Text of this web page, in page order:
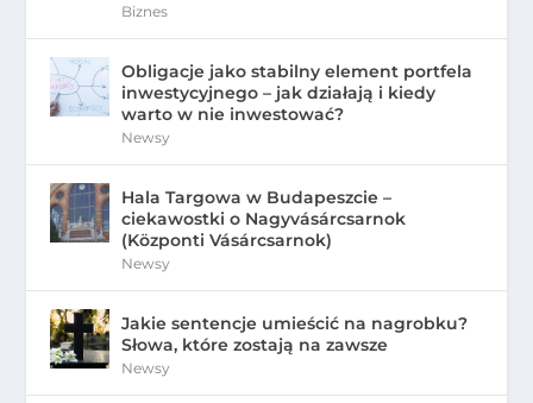
Biznes
Obligacje jako stabilny element portfela
inwestycyjnego – jak działają i kiedy
warto w nie inwestować?
Newsy
Hala Targowa w Budapeszcie –
ciekawostki o Nagyvásárcsarnok
(Központi Vásárcsarnok)
Newsy
Jakie sentencje umieścić na nagrobku?
Słowa, które zostają na zawsze
Newsy